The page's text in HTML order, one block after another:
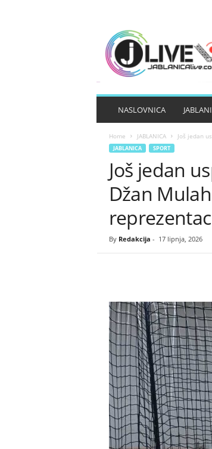
NASLOVNICA
Home JABLANICA Još jedan
JABLANICA SPORT
Još jedan
Džan
By Redakcija - 17 lipnja, 2026